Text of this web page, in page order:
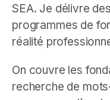
SEA. Je délivre
programmes de
réalité
On couvre les
recherche de